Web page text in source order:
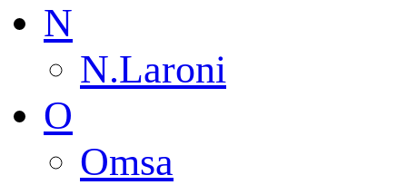
N
N.Laroni
O
Omsa